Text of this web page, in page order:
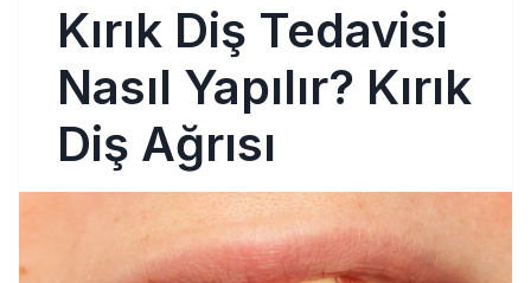
Kırık Diş Tedavisi
Nasıl Yapılır? Kırık
Diş Ağrısı